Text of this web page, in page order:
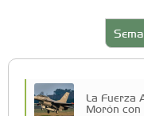
La Fuerza
Morón con